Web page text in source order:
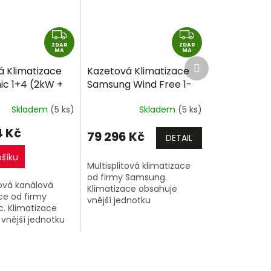
Z
D
A
ZDAR
MA
Klimatizace
1+4 (2kW +
R32 včetně
Skladem (5 ks)
Kč
kanálová
od firmy
Klimatizace
jednotku
Z
D
A
R
A
ZDAR
MA
Kazetová Klimatizace
Samsung Wind Free 1-
2,6kW) Multi-split R32
včetně montáže
Skladem (5 ks)
79 296 Kč DETAIL
Multisplitová klimatizace
od firmy Samsung.
Klimatizace obsahuje
vnější jednotku
Další
produkt